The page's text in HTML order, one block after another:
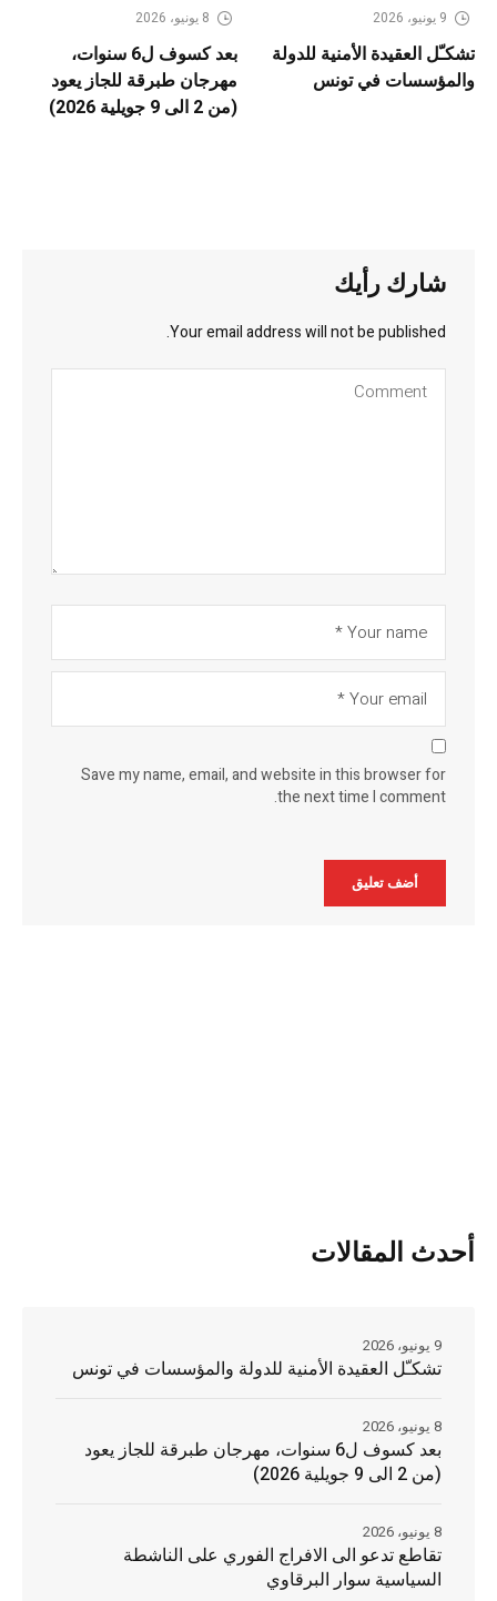
9 يونيو، 2026
تشكـّل العقيدة الأمنية للدولة
والمؤسسات في تونس
8 يونيو، 2026
بعد كسوف ل6 سنوات،
مهرجان طبرقة للجاز يعود
(من 2 الى 9 جويلية 2026)
شارك رأيك
Your email address will not be published.
Save my name, email, and website in this browser for
the next time I comment.
أحدث المقالات
تشكـّل العقيدة الأمنية للدولة والمؤسسات في تونس
9 يونيو، 2026
بعد كسوف ل6 سنوات، مهرجان طبرقة للجاز يعود
(من 2 الى 9 جويلية 2026)
8 يونيو، 2026
تقاطع تدعو الى الافراج الفوري على الناشطة
السياسية سوار البرقاوي
8 يونيو، 2026